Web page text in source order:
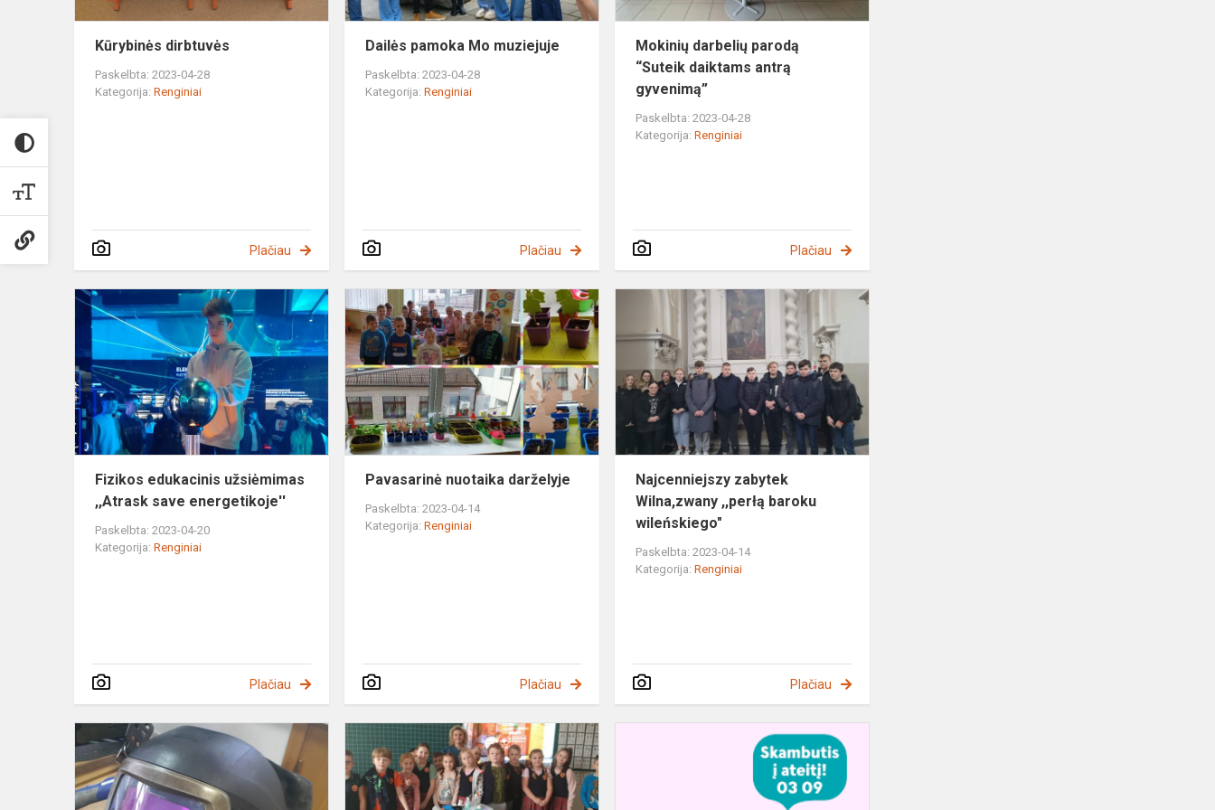
Kūrybinės dirbtuvės
Paskelbta: 2023-04-28
Kategorija: Renginiai
Plačiau
Dailės pamoka Mo muziejuje
Paskelbta: 2023-04-28
Kategorija:Renginiai
Plačiau
Mokinių darbelių parodą
“Suteik daiktams antrą
gyvenimą”
Paskelbta: 2023-04-28
Kategorija:Renginiai
Plačiau
Fizikos
edukacinis
užsiėmimas
,,Atrask
save
energetikoje''
Fizikos edukacinis užsiėmimas
,,Atrask save energetikoje''
Paskelbta: 2023-04-20
Kategorija: Renginiai
Plačiau
Pavasarinė
darželyje
Pavasarinė nuotaika darželyje
Paskelbta: 2023-04-14
Kategorija:Renginiai
Plačiau
Najcenniejszy
,,perłą
Najcenniejszy zabytek
Wilna,zwany ,,perłą baroku
wileńskiego"
Paskelbta: 2023-04-14
Kategorija:Renginiai
Plačiau
Netradicinė
karjeros
ugdymo
pamoka
Netradicinė
integruota
karjeros
ugdymo